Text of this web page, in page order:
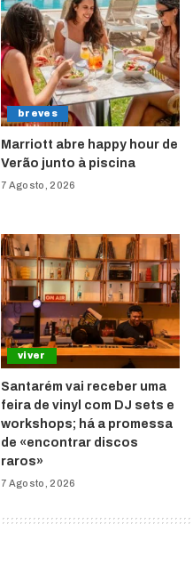
breves
Marriott abre happy hour de
Verão junto à piscina
7 Agosto, 2026
viver
Santarém vai receber uma
feira de vinyl com DJ sets e
workshops; há a promessa
de «encontrar discos
raros»
7 Agosto, 2026